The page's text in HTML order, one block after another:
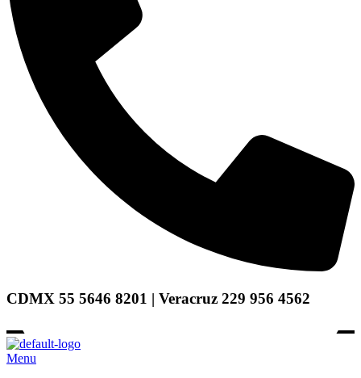
CDMX 55 5646 8201 | Veracruz 229 956 4562
Menu